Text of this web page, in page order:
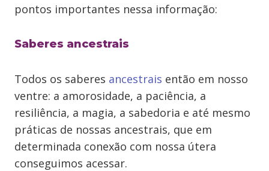
pontos importantes nessa informação:
Saberes ancestrais
Todos os saberes ancestrais então em nosso
ventre: a amorosidade, a paciência, a
resiliência, a magia, a sabedoria e até mesmo
práticas de nossas ancestrais, que em
determinada conexão com nossa útera
conseguimos acessar.